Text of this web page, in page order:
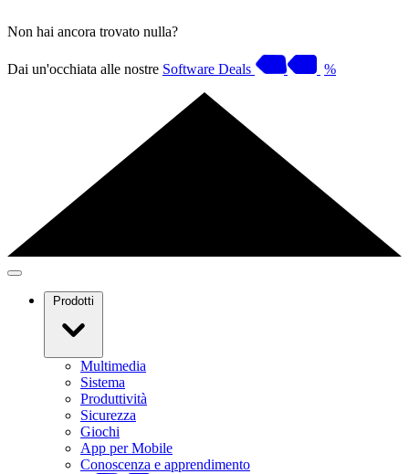
Non hai ancora trovato nulla?
Dai un'occhiata alle nostre Software Deals %
Prodotti
Multimedia
Sistema
Produttività
Sicurezza
Giochi
App per Mobile
Conoscenza e apprendimento